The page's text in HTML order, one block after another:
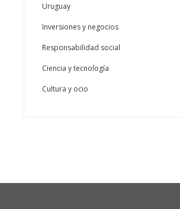
Uruguay
Inversiones y negocios
Responsabilidad social
Ciencia y tecnología
Cultura y ocio